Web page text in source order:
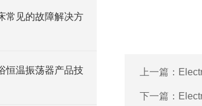
上一篇：
下一篇：
常见的故障解决方
恒温振荡器产品技